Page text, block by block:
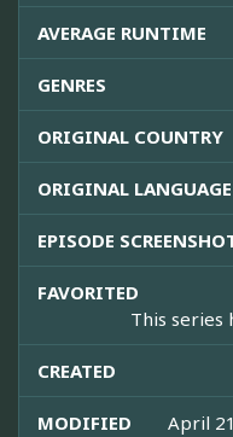
AVERAGE RUNTIME
GENRES
ORIGINAL COUNTRY
ORIGINAL LANGUAGE
EPISODE
FAVORITED
This series
CREATED
MODIFIED April